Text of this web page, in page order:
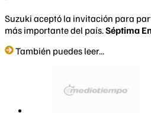
Suzuki aceptó la invitación para
más importante del país.Séptima
También puedes leer...